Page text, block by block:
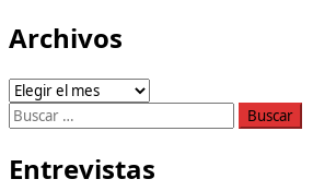
acerca
Sepa
cuánto
sale
a
Archivos
Archivos
Buscar:
Entrevistas